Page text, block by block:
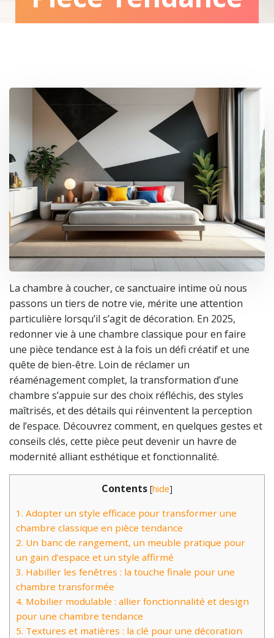
La chambre à coucher, ce sanctuaire intime où nous
passons un tiers de notre vie, mérite une attention
particulière lorsqu’il s’agit de décoration. En 2025,
redonner vie à une chambre classique pour en faire
une pièce tendance est à la fois un défi créatif et une
quête de bien-être. Loin de réclamer un
réaménagement complet, la transformation d’une
chambre s’appuie sur des choix réfléchis, des styles
maîtrisés, et des détails qui réinventent la perception
de l’espace. Découvrez comment, en quelques gestes et
conseils clés, cette pièce peut devenir un havre de
modernité alliant esthétique et fonctionnalité.
Contents [hide]
1. Adopter un style efficace pour transformer une
chambre classique en pièce tendance
2. Un banc de rangement, un meuble pratique pour
un gain d’espace et un style affirmé
3. Habiller les fenêtres : la touche finale pour une
chambre transformée
4. Mobilier modulable : allier fonctionnalité et design
pour une chambre tendance
5. Textures et matières : la clé pour une décoration